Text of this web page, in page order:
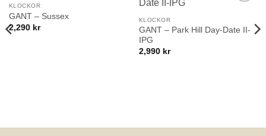
KLOCKOR
GANT – Sussex
2,290 kr
KLOCKOR
GANT – Park Hill Day-Date II-
IPG
2,990 kr